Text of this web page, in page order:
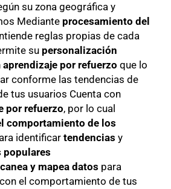
su zona geográfica y
Mediante procesamiento del
reglas propias de cada
su personalización
aprendizaje por refuerzo que lo
conforme las tendencias de
tus usuarios Cuenta con
por refuerzo, por lo cual
comportamiento de los
identificar tendencias y
populares
y mapea datos para
el comportamiento de tus